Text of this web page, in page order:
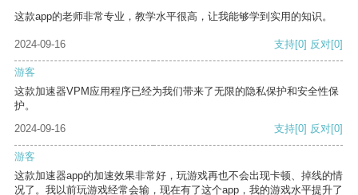
这款app的老师非常专业，教学水平很高，让我能够学到实用的知识。
2024-09-16 支持[0] 反对[0]
游客
这款加速器VPM应用程序已经为我们带来了无限的隐私保护和安全性保
护。
2024-09-16
支持[0] 反对[0]
游客
这款加速器app的加速效果非常好，玩游戏再也不会出现卡顿、掉线的情
况了。我以前玩游戏经常会输，现在有了这个app，我的游戏水平提升了